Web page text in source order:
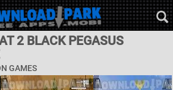
2 BLACK PEGASUS
GAMES